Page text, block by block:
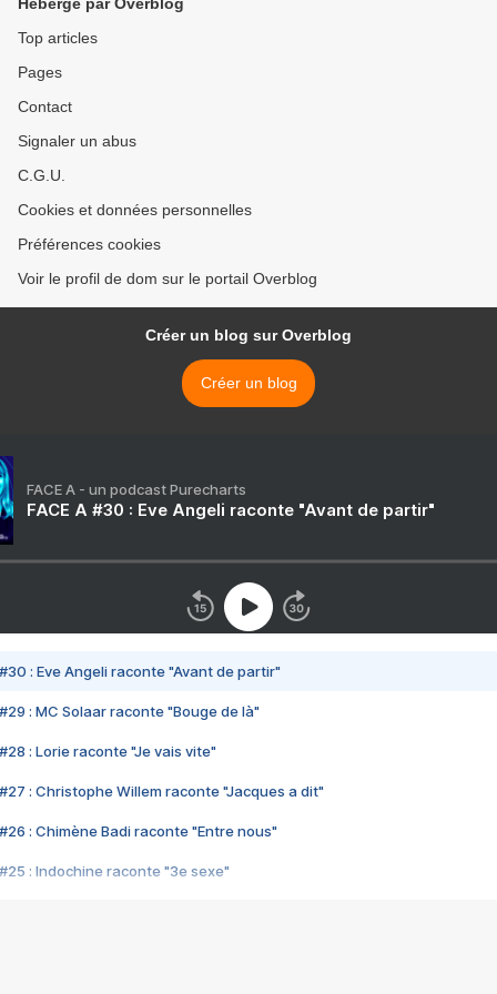
Top articles
Pages
Contact
Signaler un abus
C.G.U.
Cookies et données personnelles
Préférences cookies
Voir le profil de dom sur le portail Overblog
Créer un blog sur Overblog
Créer un blog
FACE A - un podcast Purecharts
FACE A #30 : Eve Angeli raconte "Avant de partir"
#30 : Eve Angeli raconte "Avant de partir"
#29 : MC Solaar raconte "Bouge de là"
#28 : Lorie raconte "Je vais vite"
#27 : Christophe Willem raconte "Jacques a dit"
#26 : Chimène Badi raconte "Entre nous"
#25 : Indochine raconte "3e sexe"